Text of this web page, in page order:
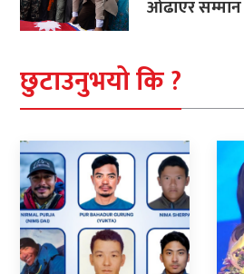
ओढाएर सम्मान
छुटाउनुभयो कि ?